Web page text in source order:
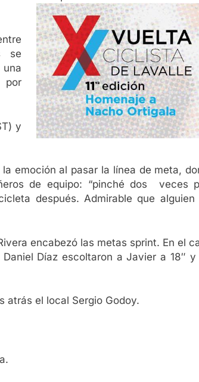
se
por
y
emoción al pasar la línea de meta,
de equipo: “pinché dos veces
después. Admirable que alguien
encabezó las metas sprint. En el
Díaz escoltaron a Javier a 18″ y
atrás el local Sergio Godoy.